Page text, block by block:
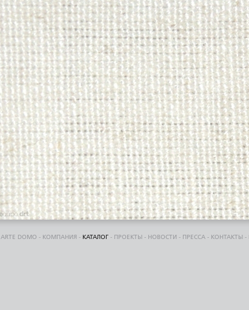
ARTE DOMO - КОМПАНИЯ - КАТАЛОГ - ПРОЕКТЫ - НОВОСТИ - ПРЕССА - КОНТАКТЫ -